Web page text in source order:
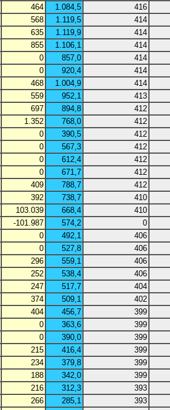
464 1.084,5 416
568 1.119,5 414
635 1.119,9 414
855 1.106,1 414
0 857,0 414
0 920,4 414
468 1.004,9 414
559 952,1 413
697 894,8 412
1.352 768,0 412
0 390,5 412
0 567,3 412
0 612,4 412
0 671,7 412
409 788,7 412
392 738,7 410
103.039 668,4 410
-101.987 574,2 0
0 492,1 406
0 527,8 406
296 559,1 406
252 538,4 406
247 517,7 404
374 509,1 402
404 456,7 399
0 363,6 399
0 390,0 399
215 416,4 399
234 379,8 399
188 342,0 399
216 312,3 393
266 285,1 393